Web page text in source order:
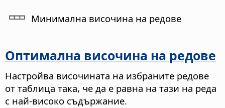
Минимална височина на редове
Оптимална височина на редове
Настройва височината на избраните редове
от таблица така, че да е равна на тази на реда
с най-високо съдържание.